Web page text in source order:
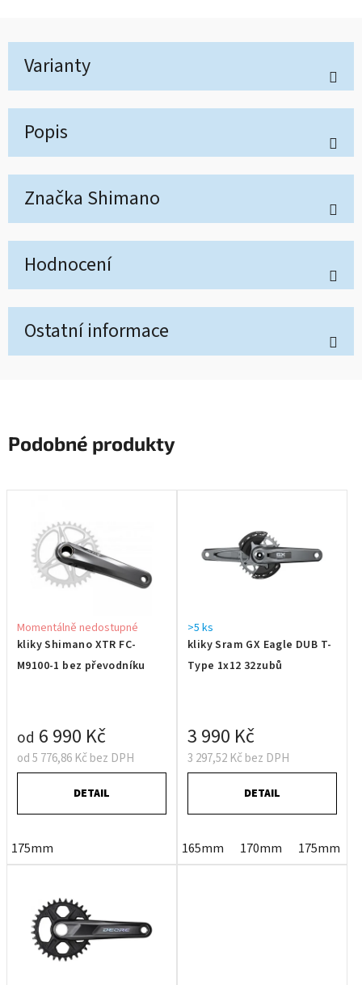
Varianty
Popis
Značka Shimano
Hodnocení
Ostatní informace
Podobné produkty
kliky Shimano XTR FC-
M9100-1 bez převodníku
Momentálně nedostupné
od 5 776,86 Kč bez DPH
od 6 990 Kč
DETAIL
175mm
kliky Sram GX Eagle DUB T-
Type 1x12 32zubů
>5 ks
3 297,52 Kč bez DPH
3 990 Kč
DETAIL
165mm 170mm 175mm